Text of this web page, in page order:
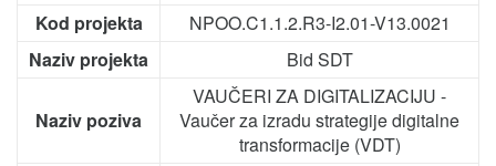
Kod projekta
NPOO.C1.1.2.R3-I2.01-V13.0021
Naziv projekta
Bid SDT
Naziv poziva
VAUČERI ZA DIGITALIZACIJU -
Vaučer za izradu strategije digitalne
transformacije (VDT)